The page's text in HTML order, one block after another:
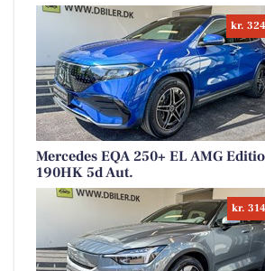
kr.
Mercedes EQA 250+ EL AMG
190HK 5d Aut.
kr.